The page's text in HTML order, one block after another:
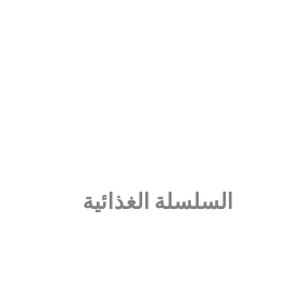
السلسلة الغذائية